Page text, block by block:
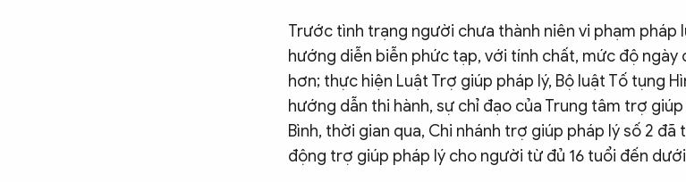
Trước tình trạng người chưa thành niên vi phạm pháp
hướng diễn biễn phức tạp, với tính chất, mức độ ngày
hơn; thực hiện Luật Trợ giúp pháp lý, Bộ luật Tố tụng
hướng dẫn thi hành, sự chỉ đạo của Trung tâm trợ
Bình, thời gian qua, Chi nhánh trợ giúp pháp lý số 2
động trợ giúp pháp lý cho người từ đủ 16 tuổi đến